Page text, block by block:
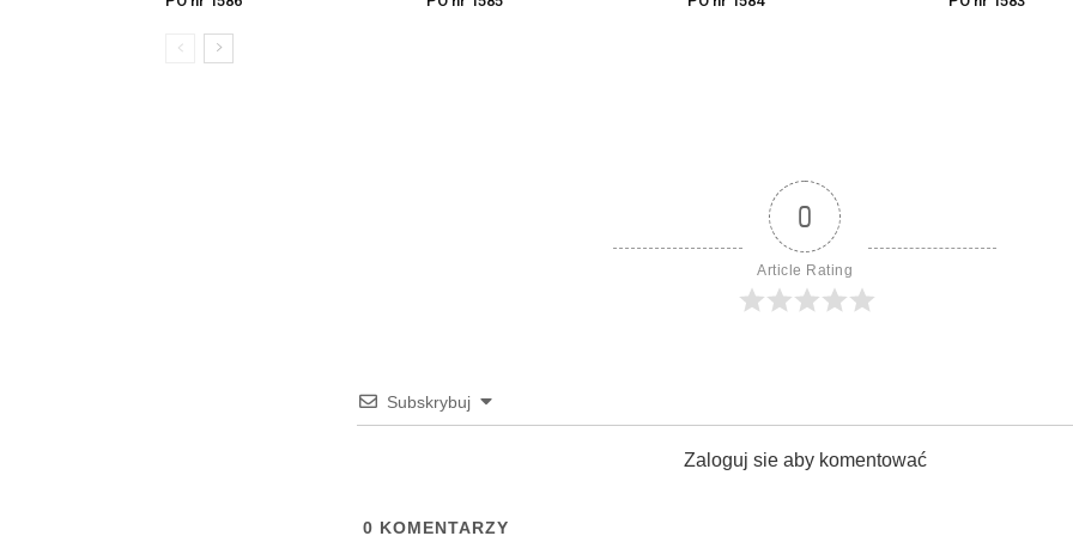
0
Article Rating
Subskrybuj
Zaloguj sie aby komentować
0 KOMENTARZY